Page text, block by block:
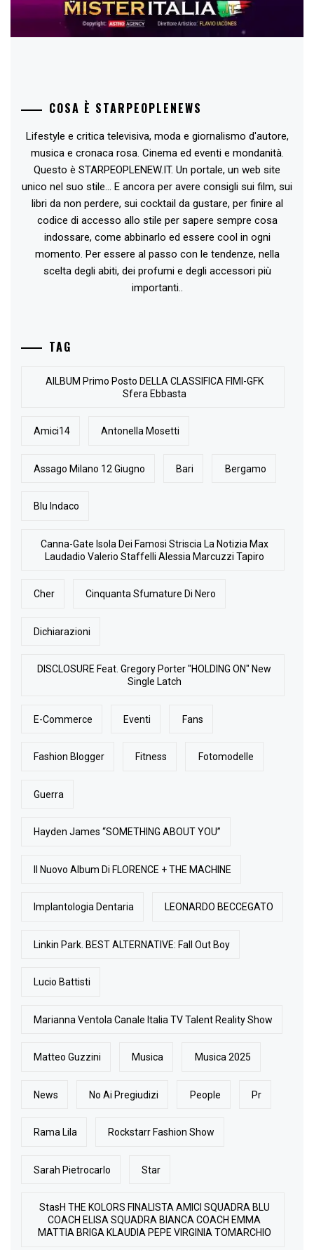
COSA È STARPEOPLENEWS
Lifestyle e critica televisiva, moda e giornalismo d'autore,
musica e cronaca rosa. Cinema ed eventi e mondanità.
Questo è STARPEOPLENEW.IT. Un portale, un web site
unico nel suo stile... E ancora per avere consigli sui film, sui
libri da non perdere, sui cocktail da gustare, per finire al
codice di accesso allo stile per sapere sempre cosa
indossare, come abbinarlo ed essere cool in ogni
momento. Per essere al passo con le tendenze, nella
scelta degli abiti, dei profumi e degli accessori più
importanti..
TAG
AlLBUM Primo Posto DELLA CLASSIFICA FIMI-GFK
Sfera Ebbasta
Amici14 Antonella Mosetti
Assago Milano 12 Giugno Bari Bergamo
Blu Indaco
Canna-Gate Isola Dei Famosi Striscia La Notizia Max
Laudadio Valerio Staffelli Alessia Marcuzzi Tapiro
Cher Cinquanta Sfumature Di Nero
Dichiarazioni
DISCLOSURE Feat. Gregory Porter "HOLDING ON" New
Single Latch
E-Commerce Eventi Fans
Fashion Blogger Fitness Fotomodelle
Guerra
Hayden James “SOMETHING ABOUT YOU”
Il Nuovo Album Di FLORENCE + THE MACHINE
Implantologia Dentaria LEONARDO BECCEGATO
Linkin Park. BEST ALTERNATIVE: Fall Out Boy
Lucio Battisti
Marianna Ventola Canale Italia TV Talent Reality Show
Matteo Guzzini Musica Musica 2025
News No Ai Pregiudizi People Pr
Rama Lila Rockstarr Fashion Show
Sarah Pietrocarlo Star
StasH THE KOLORS FINALISTA AMICI SQUADRA BLU
COACH ELISA SQUADRA BIANCA COACH EMMA
MATTIA BRIGA KLAUDIA PEPE VIRGINIA TOMARCHIO